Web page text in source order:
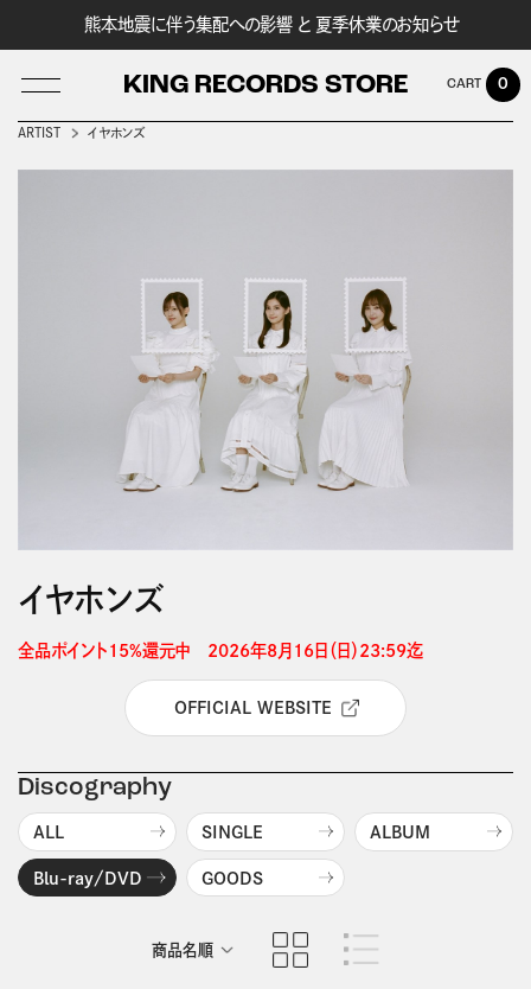
熊本地震に伴う集配への影響 と 夏季休業のお知らせ
KING RECORDS STORE 0
ARTIST イヤホンズ
イヤホンズ
全品ポイント15%還元中　2026年8月16日（日）23:59迄
OFFICIAL WEBSITE
Discography
ALL SINGLE ALBUM
Blu-ray/DVD GOODS
商品名順